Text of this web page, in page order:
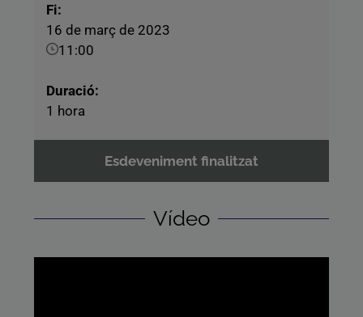
Fi:
16 de març de 2023
11:00
Duració:
1 hora
Esdeveniment finalitzat
Vídeo